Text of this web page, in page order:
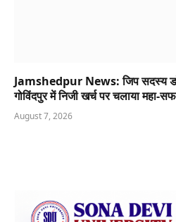
Jamshedpur News: जिप सदस्य
गोविंदपुर में निजी खर्च पर चलाया महा-
August 7, 2026